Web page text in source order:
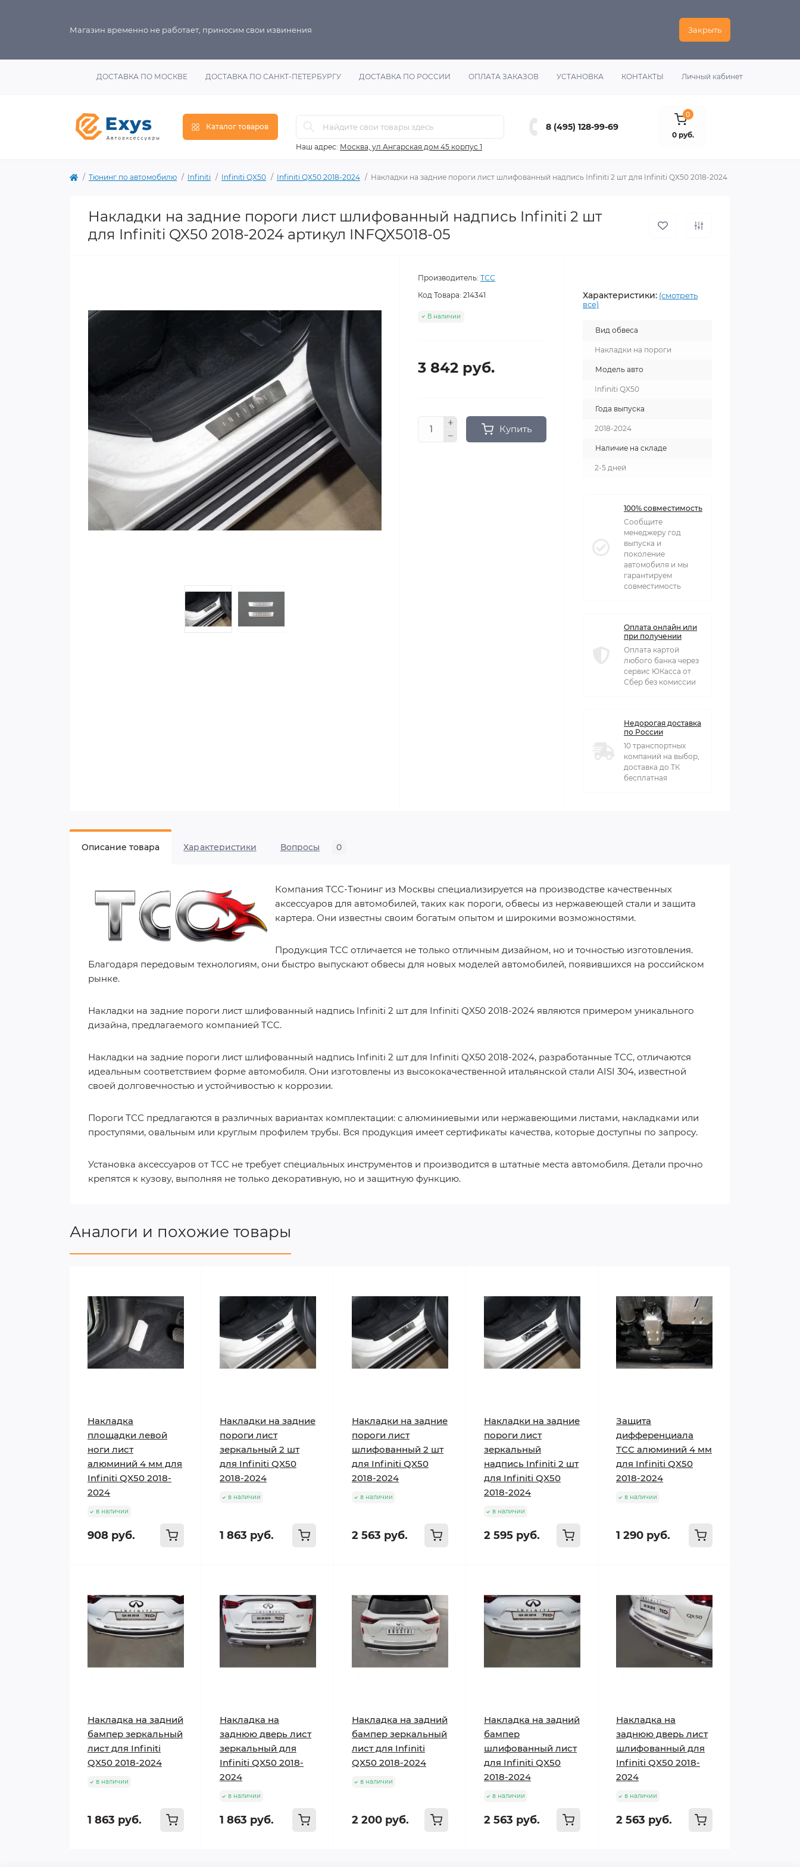
Магазин временно не работает, приносим свои извинения Закрыть
ДОСТАВКА ПО МОСКВЕ ДОСТАВКА ПО САНКТ-ПЕТЕРБУРГУ ДОСТАВКА ПО РОССИИ ОПЛАТА ЗАКАЗОВ УСТАНОВКА КОНТАКТЫ Личный кабинет
Каталог товаров
Наш адрес: Москва, ул Ангарская дом 45 корпус 1
8 (495) 128-99-69
0
0 руб.
Тюнинг по автомобилю Infiniti Infiniti QX50 Infiniti QX50 2018-2024 Накладки на задние пороги лист шлифованный надпись Infiniti 2 шт для Infiniti QX50 2018-2024
Накладки на задние пороги лист шлифованный надпись Infiniti 2 шт
для Infiniti QX50 2018-2024 артикул INFQX5018-05
Производитель: ТСС
Код Товара: 214341
В наличии
3 842 руб.
Купить
Характеристики: (смотреть
все)
Вид обвеса
Накладки на пороги
Модель авто
Infiniti QX50
Года выпуска
2018-2024
Наличие на складе
2-5 дней
100% совместимость
Сообщите
менеджеру год
выпуска и
поколение
автомобиля и мы
гарантируем
совместимость
Оплата онлайн или
при получении
Оплата картой
любого банка через
сервис ЮКасса от
Сбер без комиссии
Недорогая доставка
по России
10 транспортных
компаний на выбор,
доставка до ТК
бесплатная
Описание товара Характеристики Вопросы 0
Компания ТСС-Тюнинг из Москвы специализируется на производстве качественных
аксессуаров для автомобилей, таких как пороги, обвесы из нержавеющей стали и защита
картера. Они известны своим богатым опытом и широкими возможностями.
Продукция ТСС отличается не только отличным дизайном, но и точностью изготовления.
Благодаря передовым технологиям, они быстро выпускают обвесы для новых моделей автомобилей, появившихся на российском
рынке.
Накладки на задние пороги лист шлифованный надпись Infiniti 2 шт для Infiniti QX50 2018-2024 являются примером уникального
дизайна, предлагаемого компанией ТСС.
Накладки на задние пороги лист шлифованный надпись Infiniti 2 шт для Infiniti QX50 2018-2024, разработанные ТСС, отличаются
идеальным соответствием форме автомобиля. Они изготовлены из высококачественной итальянской стали AISI 304, известной
своей долговечностью и устойчивостью к коррозии.
Пороги ТСС предлагаются в различных вариантах комплектации: с алюминиевыми или нержавеющими листами, накладками или
проступями, овальным или круглым профилем трубы. Вся продукция имеет сертификаты качества, которые доступны по запросу.
Установка аксессуаров от ТСС не требует специальных инструментов и производится в штатные места автомобиля. Детали прочно
крепятся к кузову, выполняя не только декоративную, но и защитную функцию.
Аналоги и похожие товары
Накладка
площадки левой
ноги лист
алюминий 4 мм для
Infiniti QX50 2018-
2024
в наличии
908 руб.
Накладки на задние
пороги лист
зеркальный 2 шт
для Infiniti QX50
2018-2024
в наличии
1 863 руб.
Накладки на задние
пороги лист
шлифованный 2 шт
для Infiniti QX50
2018-2024
в наличии
2 563 руб.
Накладки на задние
пороги лист
зеркальный
надпись Infiniti 2 шт
для Infiniti QX50
2018-2024
в наличии
2 595 руб.
Защита
дифференциала
ТСС алюминий 4 мм
для Infiniti QX50
2018-2024
в наличии
1 290 руб.
Накладка на задний
бампер зеркальный
лист для Infiniti
QX50 2018-2024
в наличии
1 863 руб.
Накладка на
заднюю дверь лист
зеркальный для
Infiniti QX50 2018-
2024
в наличии
1 863 руб.
Накладка на задний
бампер зеркальный
лист для Infiniti
QX50 2018-2024
в наличии
2 200 руб.
Накладка на задний
бампер
шлифованный лист
для Infiniti QX50
2018-2024
в наличии
2 563 руб.
Накладка на
заднюю дверь лист
шлифованный для
Infiniti QX50 2018-
2024
в наличии
2 563 руб.